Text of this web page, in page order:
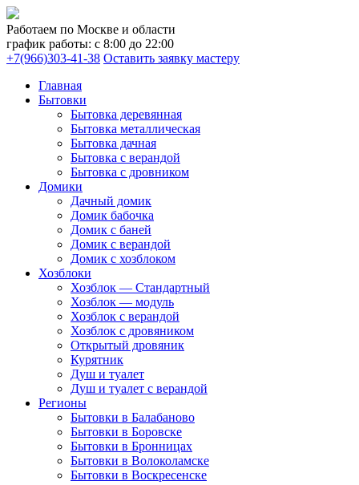
Работаем по Москве и области
график работы: с 8:00 до 22:00
+7(966)303-41-38 Оставить заявку мастеру
Главная
Бытовки
Бытовка деревянная
Бытовка металлическая
Бытовка дачная
Бытовка с верандой
Бытовка с дровником
Домики
Дачный домик
Домик бабочка
Домик с баней
Домик с верандой
Домик с хозблоком
Хозблоки
Хозблок — Стандартный
Хозблок — модуль
Хозблок с верандой
Хозблок с дровяником
Открытый дровяник
Курятник
Душ и туалет
Душ и туалет с верандой
Регионы
Бытовки в Балабаново
Бытовки в Боровске
Бытовки в Бронницах
Бытовки в Волоколамске
Бытовки в Воскресенске